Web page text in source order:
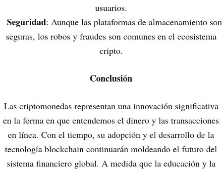
usuarios.
– Seguridad: Aunque las plataformas de almacenamiento son
seguras, los robos y fraudes son comunes en el ecosistema
cripto.
Conclusión
Las criptomonedas representan una innovación significativa
en la forma en que entendemos el dinero y las transacciones
en línea. Con el tiempo, su adopción y el desarrollo de la
tecnología blockchain continuarán moldeando el futuro del
sistema financiero global. A medida que la educación y la